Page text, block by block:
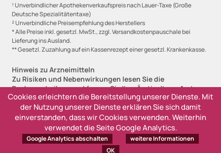
Cookies erleichtern die Bereitstellung unserer Dienste. Mit
der Nutzung unserer Dienste erklären Sie sich damit
einverstanden, dass wir Cookies verwenden. Weiterhin
verwendet die Seite Google Analytics.
Google Analytics abschalten
weitere Informationen
OK
¹ Unverbindlicher Apothekenverkaufspreis nach Lauer-Taxe (Große
Deutsche Spezialitätentaxe)
² Unverbindliche Preisempfehlung des Herstellers
* Alle Preise inkl. gesetzl. MwSt., zzgl. Versandkostenpauschale bei
Lieferung ins Ausland.
** Gesetzl. Zuzahlung auf ein Kassenrezept einer gesetzl. Krankenkasse.
Hinweis zu Arzneimitteln
Zu Risiken und Nebenwirkungen lesen Sie die
Packungsbeilage und fragen Sie Ihre Ärztin, Ihren Arzt
oder in Ihrer Apotheke.
Angabe zur Lieferfristanzeige
Sofort lieferbar, 1-2 Werktage (versandfertig)
Lieferzeit 2-3 Werktage (versandfertig)
Ausverkauft, derzeit nicht lieferbar